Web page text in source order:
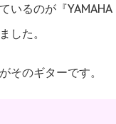
いるのが『
した。
そのギターです。